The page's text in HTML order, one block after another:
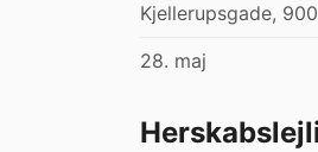
Kjellerupsgade,
28. maj